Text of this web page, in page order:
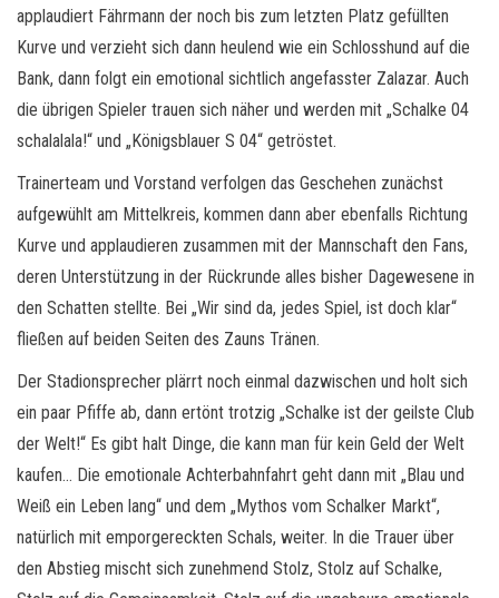
applaudiert Fährmann der noch bis zum letzten Platz gefüllten
Kurve und verzieht sich dann heulend wie ein Schlosshund auf die
Bank, dann folgt ein emotional sichtlich angefasster Zalazar. Auch
die übrigen Spieler trauen sich näher und werden mit „Schalke 04
schalalala!“ und „Königsblauer S 04“ getröstet.
Trainerteam und Vorstand verfolgen das Geschehen zunächst
aufgewühlt am Mittelkreis, kommen dann aber ebenfalls Richtung
Kurve und applaudieren zusammen mit der Mannschaft den Fans,
deren Unterstützung in der Rückrunde alles bisher Dagewesene in
den Schatten stellte. Bei „Wir sind da, jedes Spiel, ist doch klar“
fließen auf beiden Seiten des Zauns Tränen.
Der Stadionsprecher plärrt noch einmal dazwischen und holt sich
ein paar Pfiffe ab, dann ertönt trotzig „Schalke ist der geilste Club
der Welt!“ Es gibt halt Dinge, die kann man für kein Geld der Welt
kaufen… Die emotionale Achterbahnfahrt geht dann mit „Blau und
Weiß ein Leben lang“ und dem „Mythos vom Schalker Markt“,
natürlich mit emporgereckten Schals, weiter. In die Trauer über
den Abstieg mischt sich zunehmend Stolz, Stolz auf Schalke,